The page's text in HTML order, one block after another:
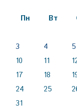
Пн
Вт
3
4 5
10
11
17
18
24
25
31